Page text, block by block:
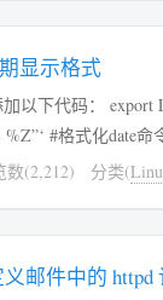
显示格式
以下代码： export
#格式化date命
数(2,212) 分类(
义邮件中的 httpd